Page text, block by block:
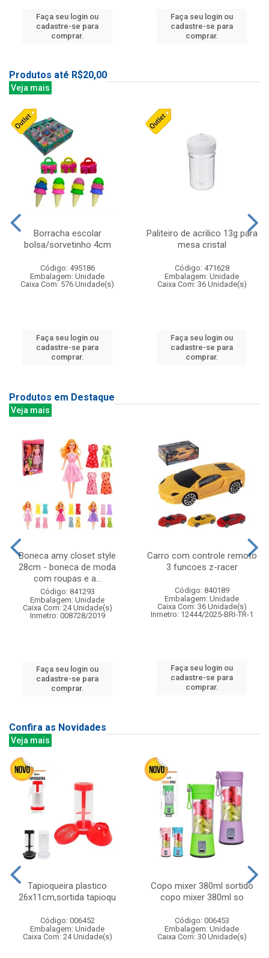
Faça seu login ou
cadastre-se para
comprar.
Faça seu login ou
cadastre-se para
comprar.
Produtos até R$20,00
Veja mais
Borracha escolar
bolsa/sorvetinho 4cm
Código: 495186
Embalagem: Unidade
Caixa Com: 576 Unidade(s)
Faça seu login ou
cadastre-se para
comprar.
Paliteiro de acrilico 13g para
mesa cristal
Código: 471628
Embalagem: Unidade
Caixa Com: 36 Unidade(s)
Faça seu login ou
cadastre-se para
comprar.
Produtos em Destaque
Veja mais
Boneca amy closet style
28cm - boneca de moda
com roupas e a...
Código: 841293
Embalagem: Unidade
Caixa Com: 24 Unidade(s)
Inmetro: 008728/2019
Faça seu login ou
cadastre-se para
comprar.
Carro com controle remoto
3 funcoes z-racer
Código: 840189
Embalagem: Unidade
Caixa Com: 36 Unidade(s)
Inmetro: 12444/2025-BRI-TR-1
Faça seu login ou
cadastre-se para
comprar.
Confira as Novidades
Veja mais
Tapioqueira plastico
26x11cm,sortida tapioqu
Código: 006452
Embalagem: Unidade
Caixa Com: 24 Unidade(s)
Copo mixer 380ml sortido
copo mixer 380ml so
Código: 006453
Embalagem: Unidade
Caixa Com: 30 Unidade(s)